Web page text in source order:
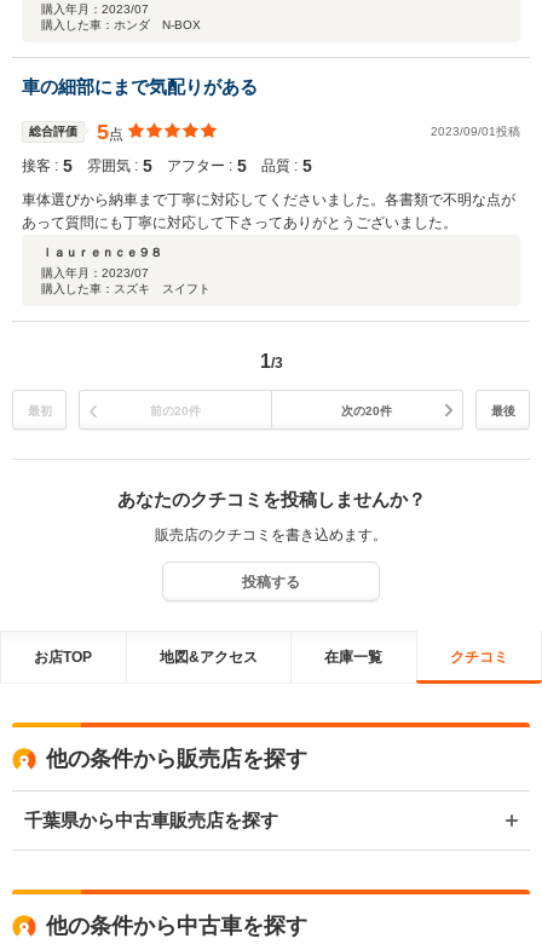
購入年月： 2023/07
購入した車：ホンダ N-BOX
車の細部にまで気配りがある
総合評価 5点 2023/09/01投稿
接客 : 5 雰囲気 : 5 アフター : 5 品質 : 5
車体選びから納車まで丁寧に対応してくださいました。各書類で不明な点が
あって質問にも丁寧に対応して下さってありがとうございました。
ｌａｕｒｅｎｃｅ９８
購入年月： 2023/07
購入した車：スズキ スイフト
1/3
最初 前の20件 次の20件 最後
あなたのクチコミを投稿しませんか？
販売店のクチコミを書き込めます。
投稿する
お店TOP 地図&アクセス 在庫一覧 クチコミ
他の条件から販売店を探す
千葉県から中古車販売店を探す
他の条件から中古車を探す